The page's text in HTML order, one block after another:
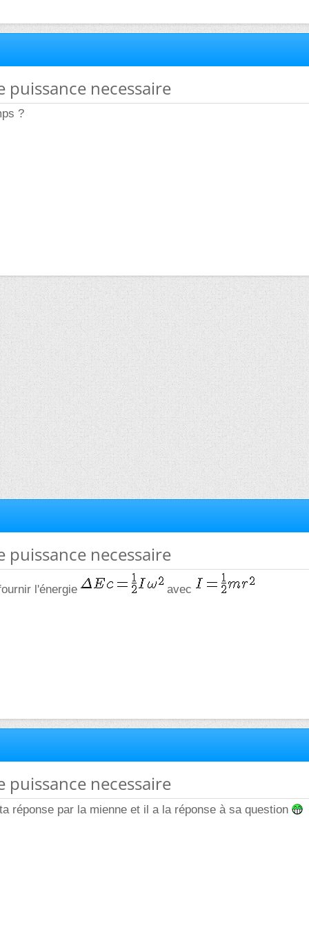
puissance necessaire
?
puissance necessaire
l'énergie avec
puissance necessaire
réponse par la mienne et il a la réponse à sa question